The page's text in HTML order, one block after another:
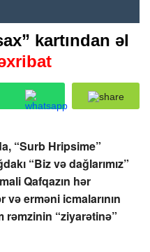
kartından əl
“Surb Hripsime”
“Biz və dağlarımız”
Qafqazın hər
erməni icmalarının
rəmzinin “ziyarətinə”